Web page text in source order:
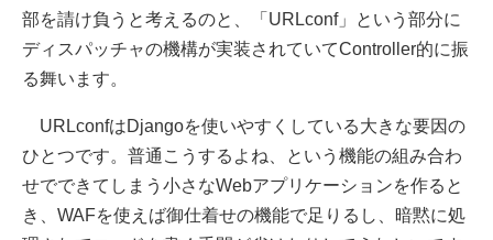
部を請け負うと考えるのと、「URLconf」という部分に
ディスパッチャの機構が実装されていてController的に振
る舞います。
URLconfはDjangoを使いやすくしている大きな要因の
ひとつです。普通こうするよね、という機能の組み合わ
せでできてしまう小さなWebアプリケーションを作ると
き、WAFを使えば御仕着せの機能で足りるし、暗黙に処